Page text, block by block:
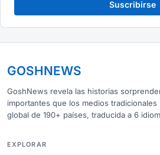
Suscribirse
GOSHNEWS
GoshNews revela las historias
importantes que los medios
global de 190+ países, traducida a 6
EXPLORAR